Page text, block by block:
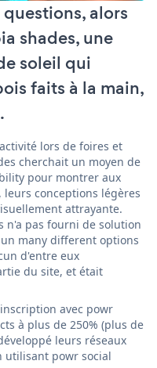
alors
shades, une
soleil qui
faits à la main,
lors de foires et
cherchait un moyen de
pour montrer aux
conceptions légères
attrayante.
n'a pas fourni de solution
many different options
d'entre eux
du site, et était
avec powr
à plus de 250% (plus de
leurs réseaux
utilisant powr social